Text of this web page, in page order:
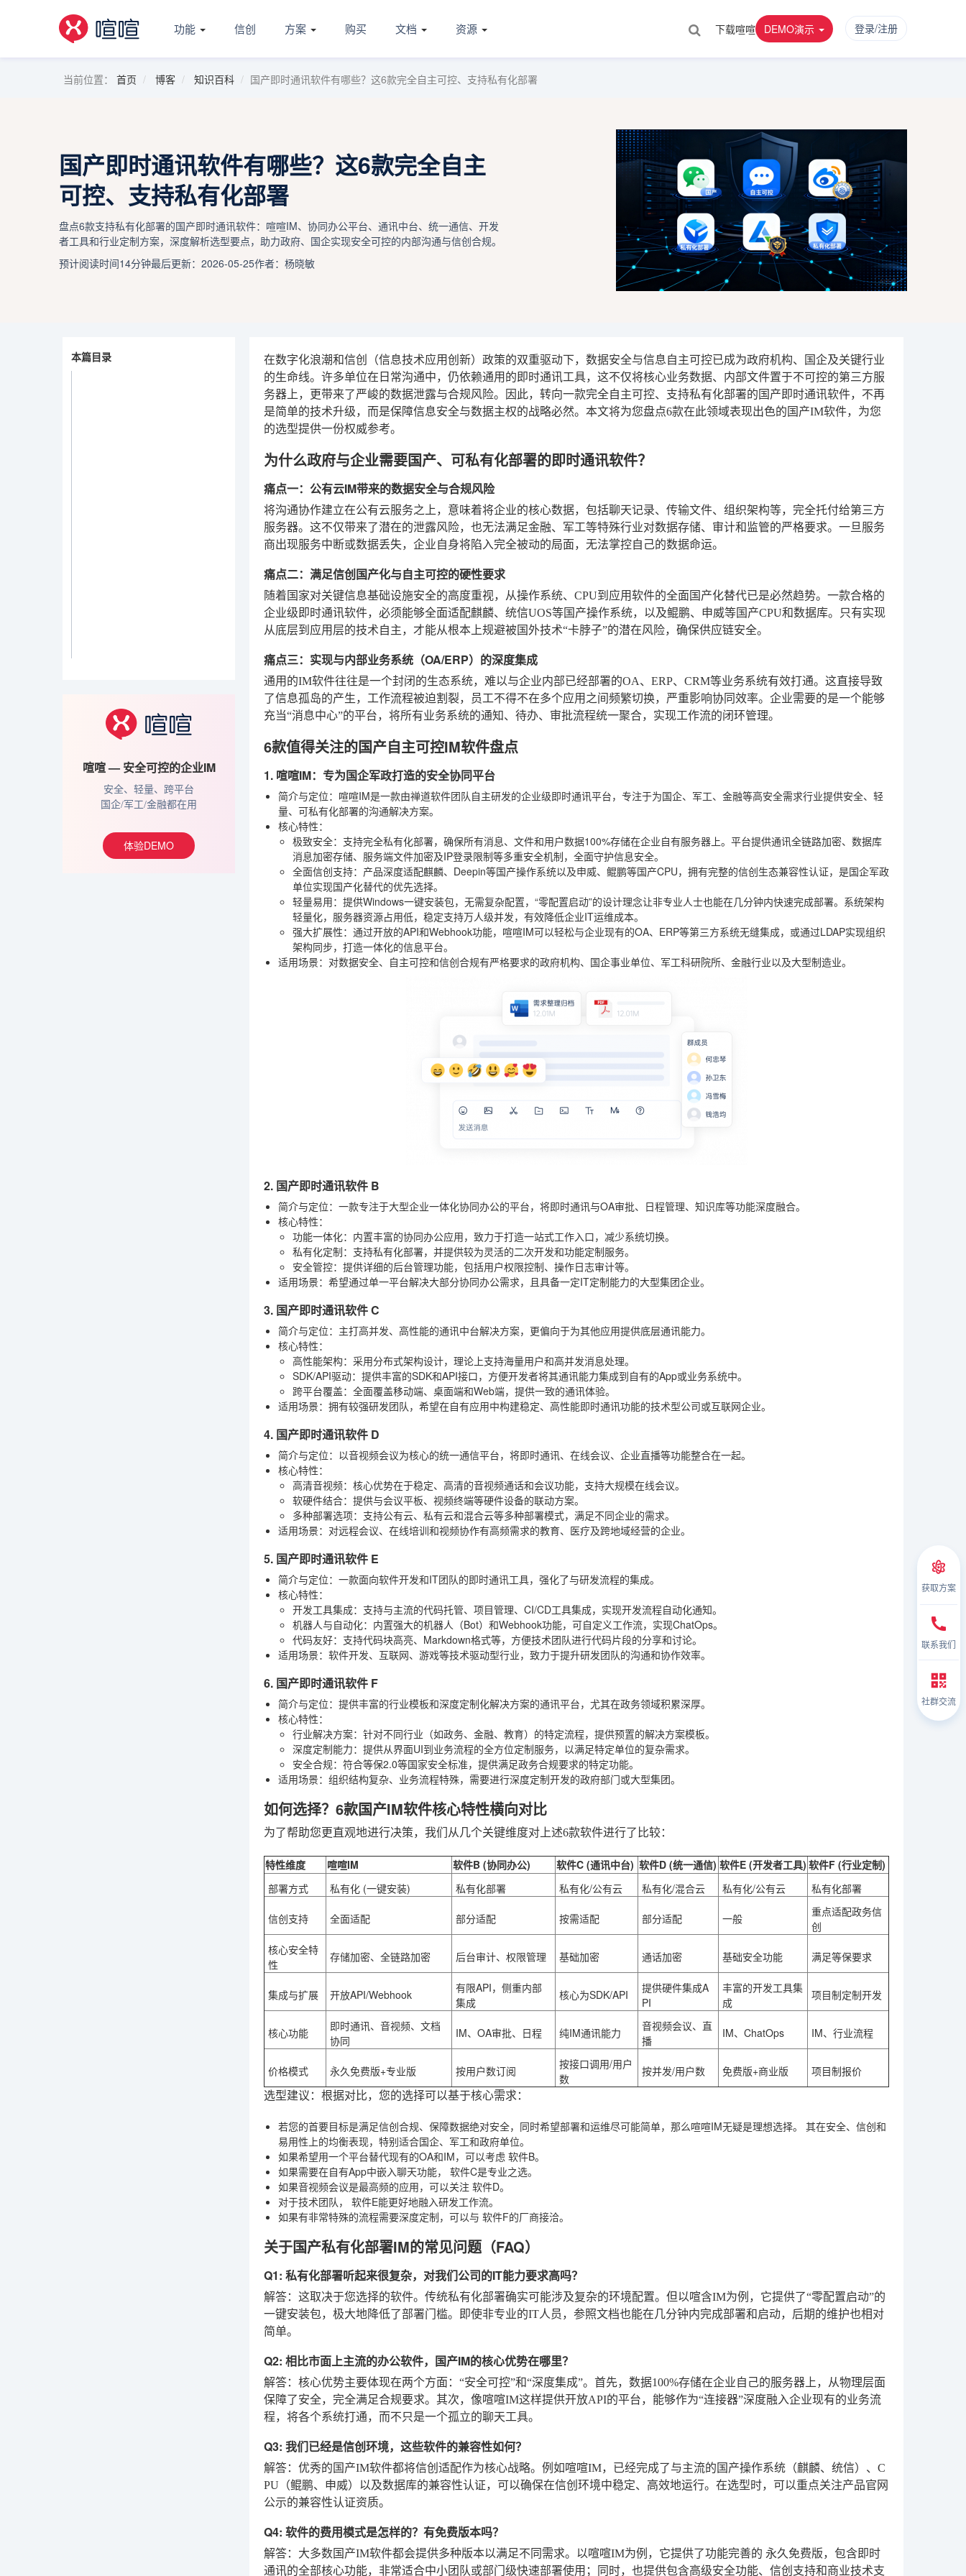
功能 信创 方案 购买 文档 资源 下载喧喧 DEMO演示 登录/注册
当前位置： 首页 博客 知识百科 国产即时通讯软件有哪些？这6款完全自主可控、支持私有化部署
国产即时通讯软件有哪些？这6款完全自主
可控、支持私有化部署
盘点6款支持私有化部署的国产即时通讯软件：喧喧IM、协同办公平台、通讯中台、统一通信、开发
者工具和行业定制方案，深度解析选型要点，助力政府、国企实现安全可控的内部沟通与信创合规。
预计阅读时间14分钟最后更新：2026-05-25作者：杨晓敏
本篇目录
喧喧 — 安全可控的企业IM
安全、轻量、跨平台
国企/军工/金融都在用
体验DEMO
在数字化浪潮和信创（信息技术应用创新）政策的双重驱动下，数据安全与信息自主可控已成为政府机构、国企及关键行业
的生命线。许多单位在日常沟通中，仍依赖通用的即时通讯工具，这不仅将核心业务数据、内部文件置于不可控的第三方服
务器上，更带来了严峻的数据泄露与合规风险。因此，转向一款完全自主可控、支持私有化部署的国产即时通讯软件，不再
是简单的技术升级，而是保障信息安全与数据主权的战略必然。本文将为您盘点6款在此领域表现出色的国产IM软件，为您
的选型提供一份权威参考。
为什么政府与企业需要国产、可私有化部署的即时通讯软件？
痛点一：公有云IM带来的数据安全与合规风险
将沟通协作建立在公有云服务之上，意味着将企业的核心数据，包括聊天记录、传输文件、组织架构等，完全托付给第三方
服务器。这不仅带来了潜在的泄露风险，也无法满足金融、军工等特殊行业对数据存储、审计和监管的严格要求。一旦服务
商出现服务中断或数据丢失，企业自身将陷入完全被动的局面，无法掌控自己的数据命运。
痛点二：满足信创国产化与自主可控的硬性要求
随着国家对关键信息基础设施安全的高度重视，从操作系统、CPU到应用软件的全面国产化替代已是必然趋势。一款合格的
企业级即时通讯软件，必须能够全面适配麒麟、统信UOS等国产操作系统，以及鲲鹏、申威等国产CPU和数据库。只有实现
从底层到应用层的技术自主，才能从根本上规避被国外技术“卡脖子”的潜在风险，确保供应链安全。
痛点三：实现与内部业务系统（OA/ERP）的深度集成
通用的IM软件往往是一个封闭的生态系统，难以与企业内部已经部署的OA、ERP、CRM等业务系统有效打通。这直接导致
了信息孤岛的产生，工作流程被迫割裂，员工不得不在多个应用之间频繁切换，严重影响协同效率。企业需要的是一个能够
充当“消息中心”的平台，将所有业务系统的通知、待办、审批流程统一聚合，实现工作流的闭环管理。
6款值得关注的国产自主可控IM软件盘点
1. 喧喧IM：专为国企军政打造的安全协同平台
简介与定位：喧喧IM是一款由禅道软件团队自主研发的企业级即时通讯平台，专注于为国企、军工、金融等高安全需求行业提供安全、轻
量、可私有化部署的沟通解决方案。
核心特性：
极致安全：支持完全私有化部署，确保所有消息、文件和用户数据100%存储在企业自有服务器上。平台提供通讯全链路加密、数据库
消息加密存储、服务端文件加密及IP登录限制等多重安全机制，全面守护信息安全。
全面信创支持：产品深度适配麒麟、Deepin等国产操作系统以及申威、鲲鹏等国产CPU，拥有完整的信创生态兼容性认证，是国企军政
单位实现国产化替代的优先选择。
轻量易用：提供Windows一键安装包，无需复杂配置，“零配置启动”的设计理念让非专业人士也能在几分钟内快速完成部署。系统架构
轻量化，服务器资源占用低，稳定支持万人级并发，有效降低企业IT运维成本。
强大扩展性：通过开放的API和Webhook功能，喧喧IM可以轻松与企业现有的OA、ERP等第三方系统无缝集成，或通过LDAP实现组织
架构同步，打造一体化的信息平台。
适用场景：对数据安全、自主可控和信创合规有严格要求的政府机构、国企事业单位、军工科研院所、金融行业以及大型制造业。
2. 国产即时通讯软件 B
简介与定位：一款专注于大型企业一体化协同办公的平台，将即时通讯与OA审批、日程管理、知识库等功能深度融合。
核心特性：
功能一体化：内置丰富的协同办公应用，致力于打造一站式工作入口，减少系统切换。
私有化定制：支持私有化部署，并提供较为灵活的二次开发和功能定制服务。
安全管控：提供详细的后台管理功能，包括用户权限控制、操作日志审计等。
适用场景：希望通过单一平台解决大部分协同办公需求，且具备一定IT定制能力的大型集团企业。
3. 国产即时通讯软件 C
简介与定位：主打高并发、高性能的通讯中台解决方案，更偏向于为其他应用提供底层通讯能力。
核心特性：
高性能架构：采用分布式架构设计，理论上支持海量用户和高并发消息处理。
SDK/API驱动：提供丰富的SDK和API接口，方便开发者将其通讯能力集成到自有的App或业务系统中。
跨平台覆盖：全面覆盖移动端、桌面端和Web端，提供一致的通讯体验。
适用场景：拥有较强研发团队，希望在自有应用中构建稳定、高性能即时通讯功能的技术型公司或互联网企业。
4. 国产即时通讯软件 D
简介与定位：以音视频会议为核心的统一通信平台，将即时通讯、在线会议、企业直播等功能整合在一起。
核心特性：
高清音视频：核心优势在于稳定、高清的音视频通话和会议功能，支持大规模在线会议。
软硬件结合：提供与会议平板、视频终端等硬件设备的联动方案。
多种部署选项：支持公有云、私有云和混合云等多种部署模式，满足不同企业的需求。
适用场景：对远程会议、在线培训和视频协作有高频需求的教育、医疗及跨地域经营的企业。
5. 国产即时通讯软件 E
简介与定位：一款面向软件开发和IT团队的即时通讯工具，强化了与研发流程的集成。
核心特性：
开发工具集成：支持与主流的代码托管、项目管理、CI/CD工具集成，实现开发流程自动化通知。
机器人与自动化：内置强大的机器人（Bot）和Webhook功能，可自定义工作流，实现ChatOps。
代码友好：支持代码块高亮、Markdown格式等，方便技术团队进行代码片段的分享和讨论。
适用场景：软件开发、互联网、游戏等技术驱动型行业，致力于提升研发团队的沟通和协作效率。
6. 国产即时通讯软件 F
简介与定位：提供丰富的行业模板和深度定制化解决方案的通讯平台，尤其在政务领域积累深厚。
核心特性：
行业解决方案：针对不同行业（如政务、金融、教育）的特定流程，提供预置的解决方案模板。
深度定制能力：提供从界面UI到业务流程的全方位定制服务，以满足特定单位的复杂需求。
安全合规：符合等保2.0等国家安全标准，提供满足政务合规要求的特定功能。
适用场景：组织结构复杂、业务流程特殊，需要进行深度定制开发的政府部门或大型集团。
如何选择？6款国产IM软件核心特性横向对比
为了帮助您更直观地进行决策，我们从几个关键维度对上述6款软件进行了比较：
特性维度 喧喧IM 软件B (协同办公) 软件C (通讯中台) 软件D (统一通信) 软件E (开发者工具) 软件F (行业定制)
部署方式
私有化 (一键安装) 私有化部署 私有化/公有云 私有化/混合云 私有化/公有云 私有化部署
信创支持 全面适配 部分适配 按需适配 部分适配 一般
重点适配政务信
创
核心安全特
性
存储加密、全链路加密 后台审计、权限管理 基础加密 通话加密 基础安全功能 满足等保要求
集成与扩展 开放API/Webhook
有限API，侧重内部
集成
核心为SDK/API
提供硬件集成A
PI
丰富的开发工具集
成
项目制定制开发
核心功能
即时通讯、音视频、文档
协同
IM、OA审批、日程 纯IM通讯能力
音视频会议、直
播
IM、ChatOps IM、行业流程
价格模式 永久免费版+专业版 按用户数订阅
按接口调用/用户
数
按并发/用户数 免费版+商业版 项目制报价
选型建议 ：根据对比，您的选择可以基于核心需求：
若您的首要目标是满足信创合规、保障数据绝对安全，同时希望部署和运维尽可能简单，那么喧喧IM无疑是理想选择。
其在安全、信创和
易用性上的均衡表现，特别适合国企、军工和政府单位。
如果希望用一个平台替代现有的OA和IM，可以考虑 软件B。
如果需要在自有App中嵌入聊天功能， 软件C是专业之选。
如果音视频会议是最高频的应用，可以关注 软件D。
对于技术团队， 软件E能更好地融入研发工作流。
如果有非常特殊的流程需要深度定制，可以与 软件F的厂商接洽。
关于国产私有化部署IM的常见问题（FAQ）
Q1: 私有化部署听起来很复杂，对我们公司的IT能力要求高吗？
解答：这取决于您选择的软件。传统私有化部署确实可能涉及复杂的环境配置。但以喧含IM为例，它提供了“零配置启动”的
一键安装包，极大地降低了部署门槛。即使非专业的IT人员，参照文档也能在几分钟内完成部署和启动，后期的维护也相对
简单。
Q2: 相比市面上主流的办公软件，国产IM的核心优势在哪里？
解答：核心优势主要体现在两个方面：“安全可控”和“深度集成”。首先，数据100%存储在企业自己的服务器上，从物理层面
保障了安全，完全满足合规要求。其次，像喧喧IM这样提供开放API的平台，能够作为“连接器”深度融入企业现有的业务流
程，将各个系统打通，而不只是一个孤立的聊天工具。
Q3: 我们已经是信创环境，这些软件的兼容性如何？
解答：优秀的国产IM软件都将信创适配作为核心战略。例如喧喧IM，已经完成了与主流的国产操作系统（麒麟、统信）、C
PU（鲲鹏、申威）以及数据库的兼容性认证，可以确保在信创环境中稳定、高效地运行。在选型时，可以重点关注产品官网
公示的兼容性认证资质。
Q4: 软件的费用模式是怎样的？有免费版本吗？
解答：大多数国产IM软件都会提供多种版本以满足不同需求。以喧喧IM为例，它提供了功能完善的 永久免费版，包含即时
通讯的全部核心功能，非常适合中小团队或部门级快速部署使用；同时，也提供包含高级安全功能、信创支持和商业技术支
获取方案
联系我们
社群交流